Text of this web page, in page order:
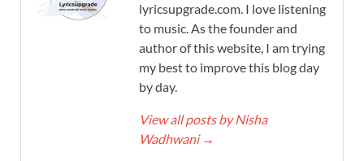
lyricsupgrade.com. I love listening
to music. As the founder and
author of this website, I am trying
my best to improve this blog day
by day.
View all posts by Nisha
Wadhwani →